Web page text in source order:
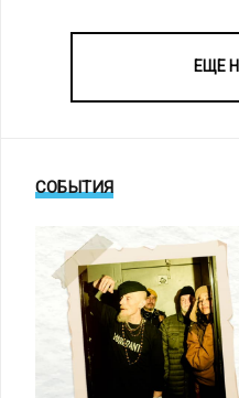
ЕЩЕ
СОБЫТИЯ